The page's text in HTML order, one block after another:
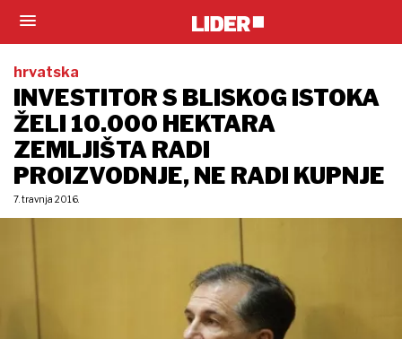
hrvatska
INVESTITOR S BLISKOG ISTOKA
ŽELI 10.000 HEKTARA
ZEMLJIŠTA RADI
PROIZVODNJE, NE RADI KUPNJE
7. travnja 2016.